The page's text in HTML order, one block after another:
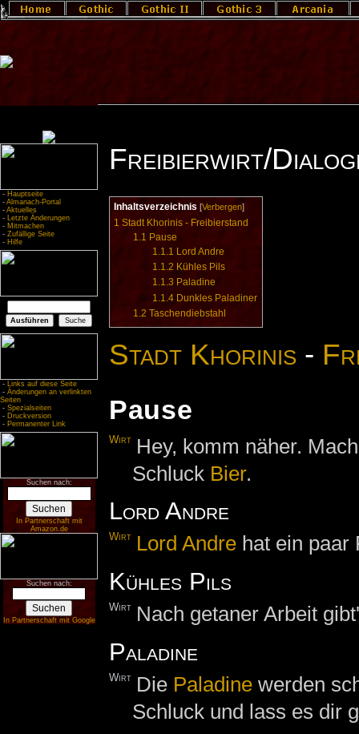
- Hauptseite
- Almanach-Portal
- Aktuelles
- Letzte Änderungen
- Mitmachen
- Zufällige Seite
- Hilfe
- Links auf diese Seite
- Änderungen an verlinkten
Seiten
- Spezialseiten
- Druckversion
- Permanenter Link
Suchen nach:
In Partnerschaft mit
Amazon.de
Suchen nach:
In Partnerschaft mit Google
Freibierwirt/
Inhaltsverzeichnis [Verbergen]
1 Stadt Khorinis - Freibierstand
1.1 Pause
1.1.1 Lord Andre
1.1.2 Kühles Pils
1.1.3 Paladine
1.1.4 Dunkles Paladiner
1.2 Taschendiebstahl
Stadt Khorinis-
Pause
Wirt Hey, komm näher.
Schluck Bier.
Lord Andre
Wirt Lord Andre hat ein
Kühles Pils
Wirt Nach getaner Arbeit
Paladine
Wirt Die Paladine werden
Schluck und lass es dir